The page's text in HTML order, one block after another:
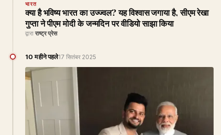
भारत
क्या है भविष्य भारत का उज्ज्वल? यह विश्वास जगाया है, सीएम रेखा
गुप्ता ने पीएम मोदी के जन्मदिन पर वीडियो साझा किया
द्वारा राष्ट्र प्रेस
10 महीने पहले17 सितंबर 2025